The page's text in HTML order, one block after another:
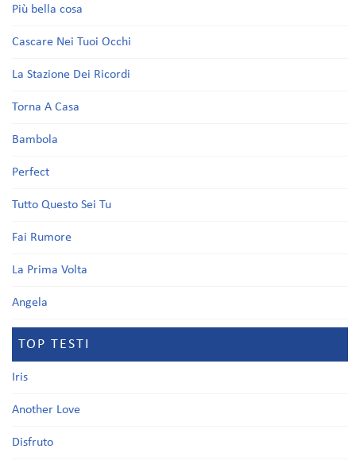
Più bella cosa
Cascare Nei Tuoi Occhi
La Stazione Dei Ricordi
Torna A Casa
Bambola
Perfect
Tutto Questo Sei Tu
Fai Rumore
La Prima Volta
Angela
TOP TESTI
Iris
Another Love
Disfruto